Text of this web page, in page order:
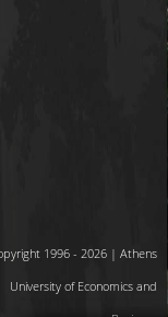
1996 - 2026 | Athens
University of Economics and